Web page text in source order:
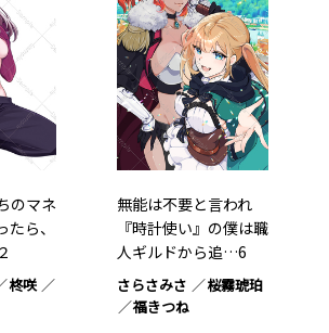
のマネ
ら、
柊咲
無能は不要と言われ
『時計使い』の僕は職
人ギルドから追…6
さらさみさ
桜霧琥珀
福きつね